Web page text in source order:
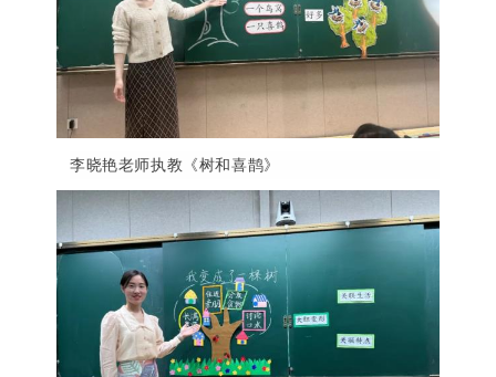
李晓艳老师执教《树和喜鹊》